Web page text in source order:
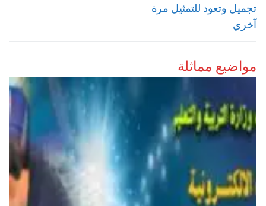
تجميل وتعود للتمثيل مرة
آخري
مواضيع مماثلة